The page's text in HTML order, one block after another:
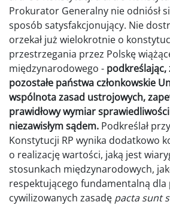
Prokurator Generalny nie odniósł
sposób satysfakcjonujący. Nie
orzekał już wielokrotnie o
przestrzegania przez Polskę
międzynarodowego - podkreślając,
pozostałe państwa członkowskie
wspólnota zasad ustrojowych,
prawidłowy wymiar
niezawisłym sądem. Podkreślał
Konstytucji RP wynika dodatkowo
o realizację wartości, jaką jest
stosunkach międzynarodowych,
respektującego fundamentalną dla
cywilizowanych zasadę pacta sunt